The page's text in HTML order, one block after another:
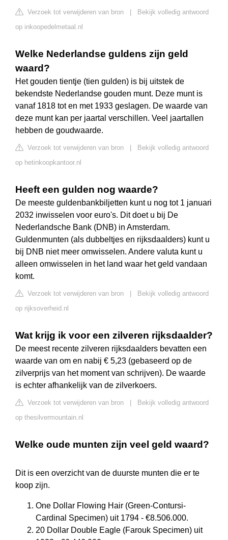
Verzoek tot verwijderen van bron
Bekijk volledig antwoord
op inkoopedelmetaal.nl
Welke Nederlandse guldens zijn geld
waard?
Het gouden tientje (tien gulden) is bij uitstek de
bekendste Nederlandse gouden munt. Deze munt is
vanaf 1818 tot en met 1933 geslagen. De waarde van
deze munt kan per jaartal verschillen. Veel jaartallen
hebben de goudwaarde.
Verzoek tot verwijderen van bron
Bekijk volledig antwoord
op hetinkoopkantoor.nl
Heeft een gulden nog waarde?
De meeste guldenbankbiljetten kunt u nog tot 1 januari
2032 inwisselen voor euro's. Dit doet u bij De
Nederlandsche Bank (DNB) in Amsterdam.
Guldenmunten (als dubbeltjes en rijksdaalders) kunt u
bij DNB niet meer omwisselen. Andere valuta kunt u
alleen omwisselen in het land waar het geld vandaan
komt.
Verzoek tot verwijderen van bron
Bekijk volledig antwoord
op rijksoverheid.nl
Wat krijg ik voor een zilveren rijksdaalder?
De meest recente zilveren rijksdaalders bevatten een
waarde van om en nabij € 5,23 (gebaseerd op de
zilverprijs van het moment van schrijven). De waarde
is echter afhankelijk van de zilverkoers.
Verzoek tot verwijderen van bron
Bekijk volledig antwoord
op thesilvermountain.nl
Welke oude munten zijn veel geld waard?
Dit is een overzicht van de duurste munten die er te
koop zijn.
One Dollar Flowing Hair (Green-Contursi-
Cardinal Specimen) uit 1794 - €8.506.000.
20 Dollar Double Eagle (Farouk Specimen) uit